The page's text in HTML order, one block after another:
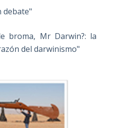
debate"
broma, Mr Darwin?: la
del darwinismo"